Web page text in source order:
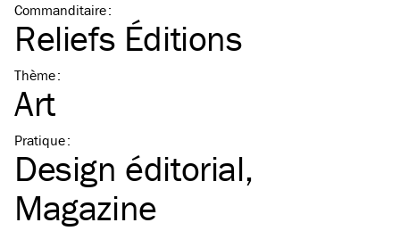
Commanditaire:
Reliefs Éditions
Thème:
Art
Pratique:
Design éditorial
Magazine